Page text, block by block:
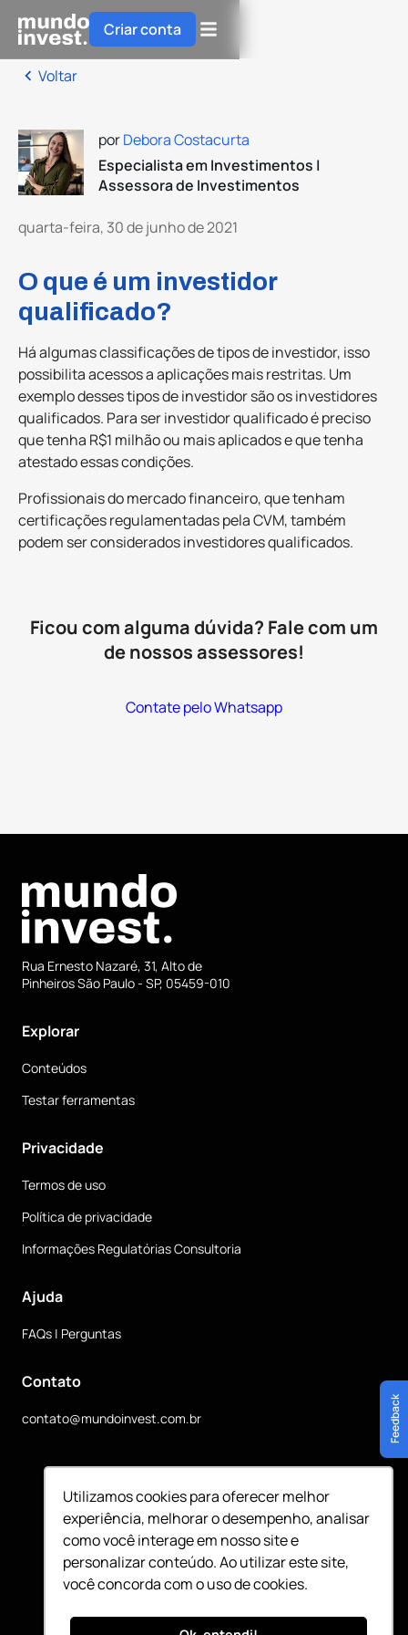
Utilizamos cookies para oferecer melhor
experiência, melhorar o desempenho, analisar
como você interage em nosso site e
personalizar conteúdo. Ao utilizar este site,
você concorda com o uso de cookies.
Feedback
Criar conta
Voltar
porDebora Costacurta
Especialista em Investimentos |
Assessora de Investimentos
quarta-feira, 30 de junho de 2021
O que é um investidor
qualificado?
Há algumas classificações de tipos de investidor, isso
possibilita acessos a aplicações mais restritas. Um
exemplo desses tipos de investidor são os investidores
qualificados. Para ser investidor qualificado é preciso
que tenha R$1 milhão ou mais aplicados e que tenha
atestado essas condições.
Profissionais do mercado financeiro, que tenham
certificações regulamentadas pela CVM, também
podem ser considerados investidores qualificados.
Ficou com alguma dúvida? Fale com um
de nossos assessores!
Contate pelo Whatsapp
Rua Ernesto Nazaré, 31, Alto de
Pinheiros São Paulo - SP, 05459-010
Explorar
Conteúdos
Testar ferramentas
Privacidade
Termos de uso
Política de privacidade
Informações Regulatórias Consultoria
Ajuda
FAQs | Perguntas
Contato
contato@mundoinvest.com.br
Siga nossas redes sociais